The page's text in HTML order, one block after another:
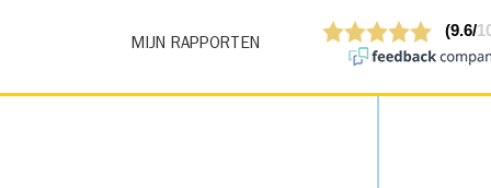
MIJN RAPPORTEN